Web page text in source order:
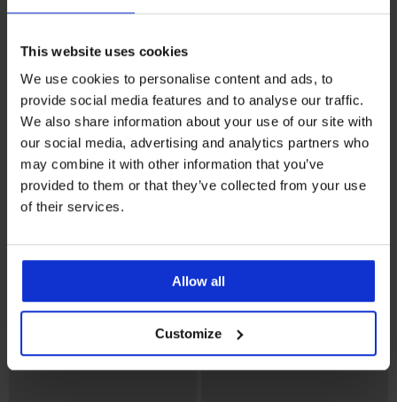
This website uses cookies
We use cookies to personalise content and ads, to
provide social media features and to analyse our traffic.
We also share information about your use of our site with
our social media, advertising and analytics partners who
may combine it with other information that you’ve
provided to them or that they’ve collected from your use
of their services.
Allow all
Customize
Bestseller
Grudnjak Simplicity T-Shirt Bra
Bestseller